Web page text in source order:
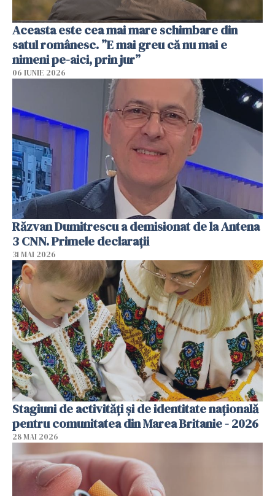
Aceasta este cea mai mare schimbare din
satul românesc. ”E mai greu că nu mai e
nimeni pe-aici, prin jur”
06 IUNIE 2026
Răzvan Dumitrescu a demisionat de la Antena
3 CNN. Primele declarații
31 MAI 2026
Stagiuni de activități și de identitate națională
pentru comunitatea din Marea Britanie - 2026
28 MAI 2026